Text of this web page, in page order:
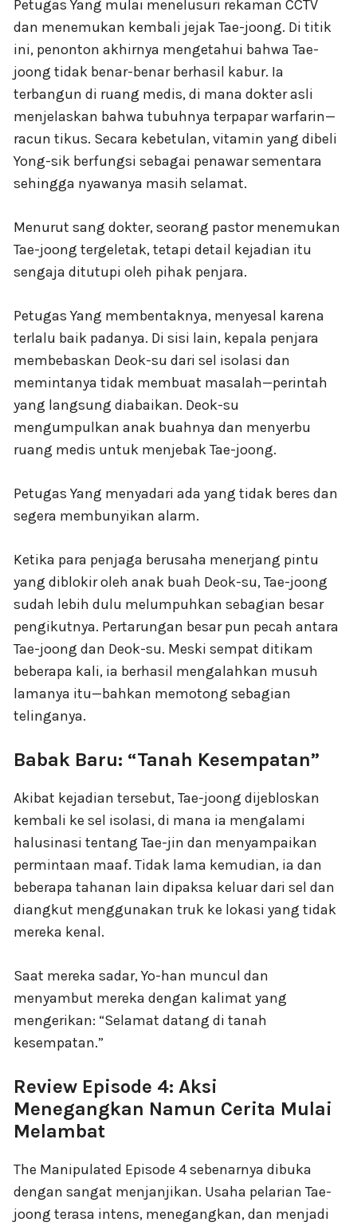
Petugas Yang mulai menelusuri rekaman CCTV
dan menemukan kembali jejak Tae-joong. Di titik
ini, penonton akhirnya mengetahui bahwa Tae-
joong tidak benar-benar berhasil kabur. Ia
terbangun di ruang medis, di mana dokter asli
menjelaskan bahwa tubuhnya terpapar warfarin—
racun tikus. Secara kebetulan, vitamin yang dibeli
Yong-sik berfungsi sebagai penawar sementara
sehingga nyawanya masih selamat.
Menurut sang dokter, seorang pastor menemukan
Tae-joong tergeletak, tetapi detail kejadian itu
sengaja ditutupi oleh pihak penjara.
Petugas Yang membentaknya, menyesal karena
terlalu baik padanya. Di sisi lain, kepala penjara
membebaskan Deok-su dari sel isolasi dan
memintanya tidak membuat masalah—perintah
yang langsung diabaikan. Deok-su
mengumpulkan anak buahnya dan menyerbu
ruang medis untuk menjebak Tae-joong.
Petugas Yang menyadari ada yang tidak beres dan
segera membunyikan alarm.
Ketika para penjaga berusaha menerjang pintu
yang diblokir oleh anak buah Deok-su, Tae-joong
sudah lebih dulu melumpuhkan sebagian besar
pengikutnya. Pertarungan besar pun pecah antara
Tae-joong dan Deok-su. Meski sempat ditikam
beberapa kali, ia berhasil mengalahkan musuh
lamanya itu—bahkan memotong sebagian
telinganya.
Babak Baru: “Tanah Kesempatan”
Akibat kejadian tersebut, Tae-joong dijebloskan
kembali ke sel isolasi, di mana ia mengalami
halusinasi tentang Tae-jin dan menyampaikan
permintaan maaf. Tidak lama kemudian, ia dan
beberapa tahanan lain dipaksa keluar dari sel dan
diangkut menggunakan truk ke lokasi yang tidak
mereka kenal.
Saat mereka sadar, Yo-han muncul dan
menyambut mereka dengan kalimat yang
mengerikan: “Selamat datang di tanah
kesempatan.”
Review Episode 4: Aksi
Menegangkan Namun Cerita Mulai
Melambat
The Manipulated Episode 4 sebenarnya dibuka
dengan sangat menjanjikan. Usaha pelarian Tae-
joong terasa intens, menegangkan, dan menjadi